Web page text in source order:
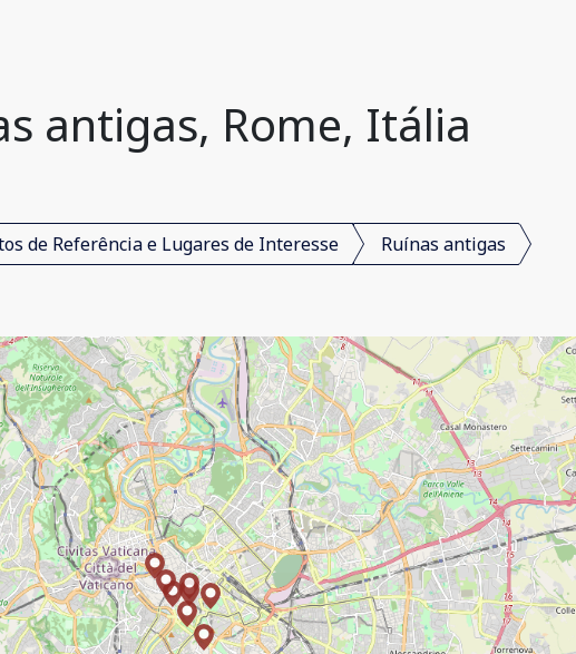
antigas, Rome, Itália
de Referência e Lugares de Interesse Ruínas antigas